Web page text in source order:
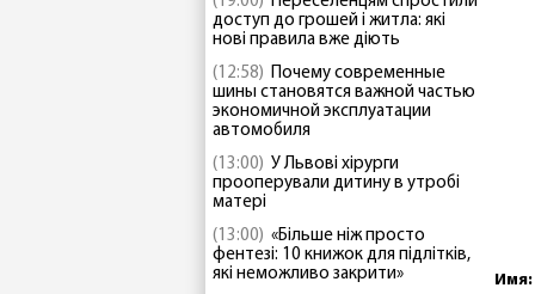
доступ до грошей і житла: які
нові правила вже діють
(12:58) Почему современные
шины становятся важной частью
экономичной эксплуатации
автомобиля
(13:00) У Львові хірурги
прооперували дитину в утробі
матері
(13:00) «Більше ніж просто
фентезі: 10 книжок для підлітків,
які неможливо закрити»
Имя: